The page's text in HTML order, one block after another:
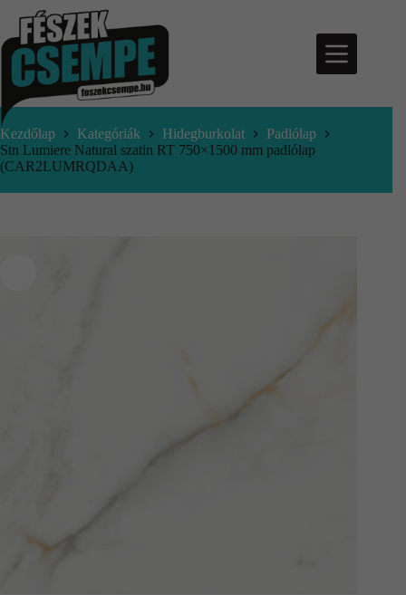
Kezdőlap Kategóriák Hidegburkolat
Padlólap
Stn Lumiere Natural szatin RT 750×1500 mm padlólap
(CAR2LUMRQDAA)